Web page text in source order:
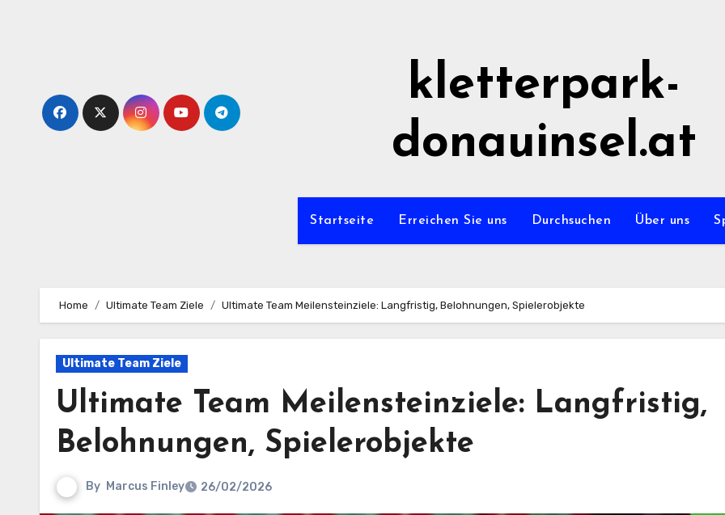
kletterpark-
donauinsel.at
Startseite Erreichen Sie uns Durchsuchen Über uns
Home Ultimate Team Ziele Ultimate Team Meilensteinziele: Langfristig, Belohnungen, Spielerobjekte
Ultimate Team Ziele
Ultimate Team Meilensteinziele: Langfristig,
Belohnungen, Spielerobjekte
By Marcus Finley 26/02/2026